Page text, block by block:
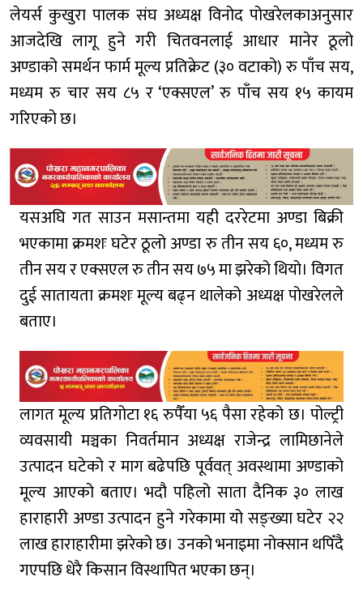
लेयर्स कुखुरा पालक संघ अध्यक्ष विनोद पोखरेलकाअनुसार
आजदेखि लागू हुने गरी चितवनलाई आधार मानेर ठूलो
अण्डाको समर्थन फार्म मूल्य प्रतिक्रेट (३० वटाको) रु पाँच सय,
मध्यम रु चार सय ८५ र ‘एक्सएल’ रु पाँच सय १५ कायम
गरिएको छ।
यसअघि गत साउन मसान्तमा यही दररेटमा अण्डा बिक्री
भएकामा क्रमशः घटेर ठूलो अण्डा रु तीन सय ६०, मध्यम रु
तीन सय र एक्सएल रु तीन सय ७५ मा झरेको थियो। विगत
दुई सातायता क्रमशः मूल्य बढ्न थालेको अध्यक्ष पोखरेलले
बताए।
लागत मूल्य प्रतिगोटा १६ रुपैँया ५६ पैसा रहेको छ। पोल्ट्री
व्यवसायी मञ्चका निवर्तमान अध्यक्ष राजेन्द्र लामिछानेले
उत्पादन घटेको र माग बढेपछि पूर्ववत् अवस्थामा अण्डाको
मूल्य आएको बताए। भदौ पहिलो साता दैनिक ३० लाख
हाराहारी अण्डा उत्पादन हुने गरेकामा यो सङ्ख्या घटेर २२
लाख हाराहारीमा झरेको छ। उनको भनाइमा नोक्सान थपिँदै
गएपछि धेरै किसान विस्थापित भएका छन्।